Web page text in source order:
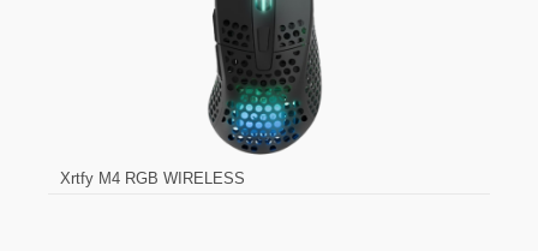
Xrtfy M4 RGB WIRELESS